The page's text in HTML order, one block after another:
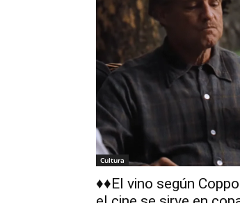
Cultura
♦♦El vino según